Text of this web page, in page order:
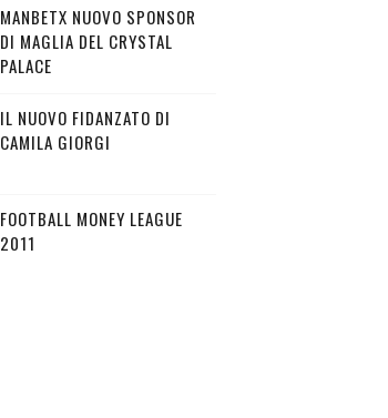
MANBETX NUOVO SPONSOR
DI MAGLIA DEL CRYSTAL
PALACE
IL NUOVO FIDANZATO DI
CAMILA GIORGI
FOOTBALL MONEY LEAGUE
2011